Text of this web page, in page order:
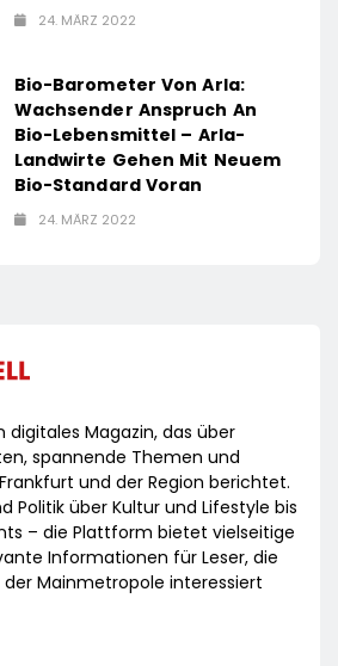
24. MÄRZ 2022
Bio-Barometer Von Arla:
Wachsender Anspruch An
Bio-Lebensmittel – Arla-
Landwirte Gehen Mit Neuem
Bio-Standard Voran
24. MÄRZ 2022
digitales Magazin, das über
spannende Themen und
und der Region berichtet.
Politik über Kultur und Lifestyle bis
– die Plattform bietet vielseitige
Informationen für Leser, die
Mainmetropole interessiert